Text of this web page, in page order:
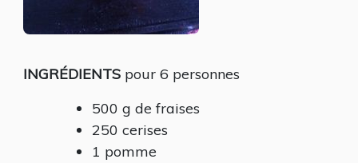
INGRÉDIENTS pour 6 personnes
500 g de fraises
250 cerises
1 pomme